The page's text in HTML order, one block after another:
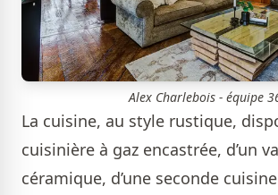
Alex Charlebois - équipe
La cuisine, au style rustique,
cuisinière à gaz encastrée, d’un
céramique, d’une seconde